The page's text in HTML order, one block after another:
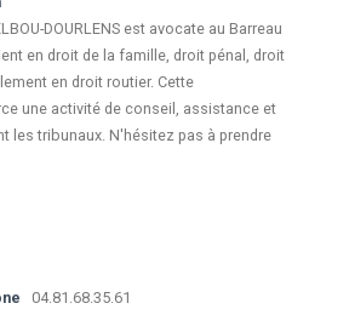
DOURLENS est avocate au Barreau
en droit de la famille, droit pénal, droit
en droit routier. Cette
une activité de conseil, assistance et
les tribunaux. N'hésitez pas à prendre
04.81.68.35.61